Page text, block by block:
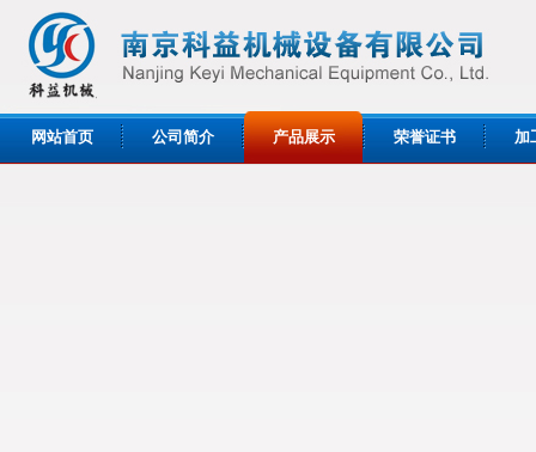
网站首页 公司简介 产品展示 荣誉证书 加